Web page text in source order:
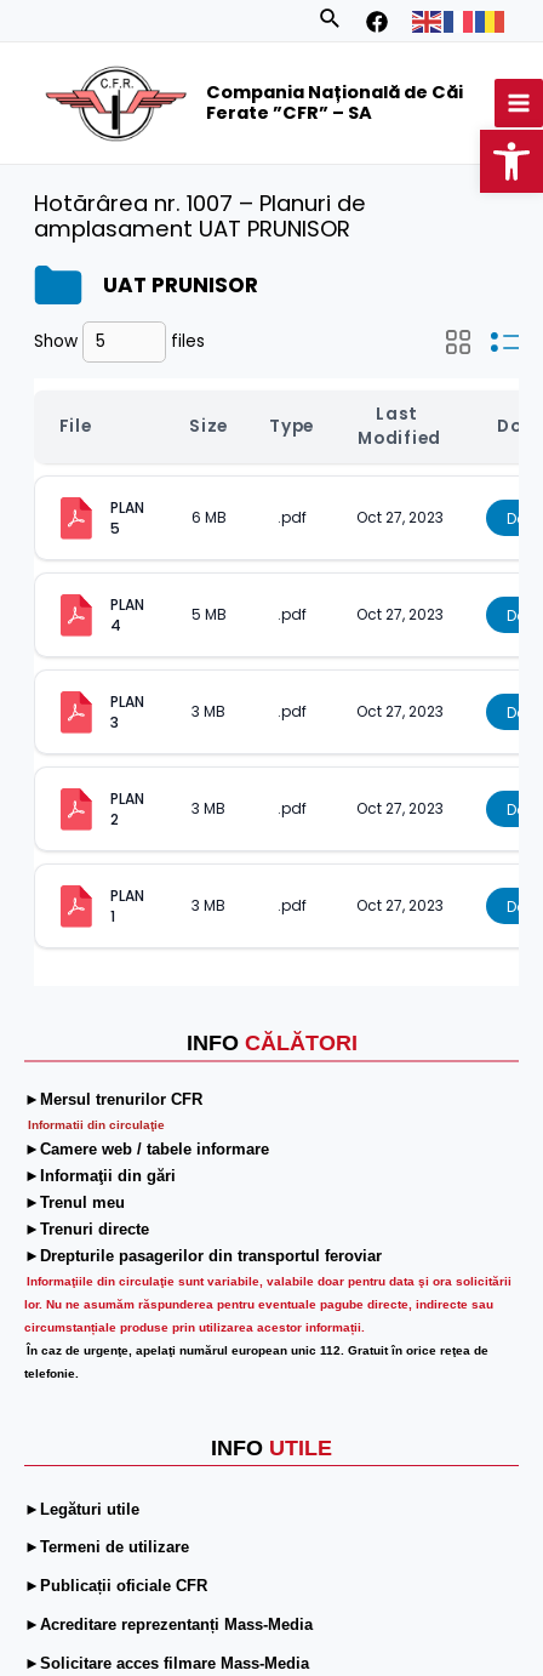
Search
Compania Națională de Căi
Ferate ”CFR” – SA
INFO CĂLĂTORI
►Mersul trenurilor CFR
Informatii din circulaţie
►Camere web / tabele informare
►Informaţii din gări
►Trenul meu
►Trenuri directe
►Drepturile pasagerilor din transportul feroviar
Informaţiile din circulaţie sunt variabile, valabile doar pentru data şi ora solicitării
lor. Nu ne asumăm răspunderea pentru eventuale pagube directe, indirecte sau
circumstanțiale produse prin utilizarea acestor informații.
În caz de urgenţe, apelaţi numărul european unic 112. Gratuit în orice reţea de
telefonie.
INFO UTILE
►Legături utile
►Termeni de utilizare
►Publicații oficiale CFR
►Acreditare reprezentanți Mass-Media
►Solicitare acces filmare Mass-Media
Hotărârea nr. 1007 – Planuri de
amplasament UAT PRUNISOR
UAT PRUNISOR
Show files
File Size Type
Last
Modified
PLAN
5
6 MB .pdf Oct 27, 2023
PLAN
4
5 MB .pdf Oct 27, 2023
PLAN
3
3 MB .pdf Oct 27, 2023
PLAN
2
3 MB .pdf Oct 27, 2023
PLAN
1
3 MB .pdf Oct 27, 2023